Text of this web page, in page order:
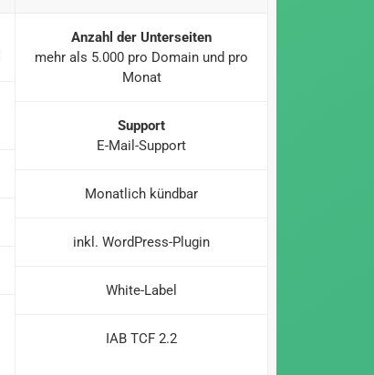
Anzahl der Unterseiten
mehr als 5.000 pro Domain und pro
Monat
Support
E-Mail-Support
Monatlich kündbar
inkl. WordPress-Plugin
White-Label
IAB TCF 2.2